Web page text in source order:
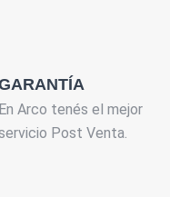
En Arco tenés el mejor
Post Venta.